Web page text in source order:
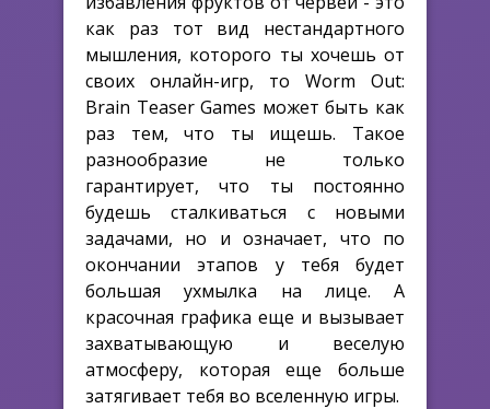
как раз тот вид нестандартного
мышления, которого ты хочешь от
своих онлайн-игр, то Worm Out:
Brain Teaser Games может быть как
раз тем, что ты ищешь. Такое
разнообразие не только
гарантирует, что ты постоянно
будешь сталкиваться с новыми
задачами, но и означает, что по
окончании этапов у тебя будет
большая ухмылка на лице. А
красочная графика еще и вызывает
захватывающую и веселую
атмосферу, которая еще больше
затягивает тебя во вселенную игры.